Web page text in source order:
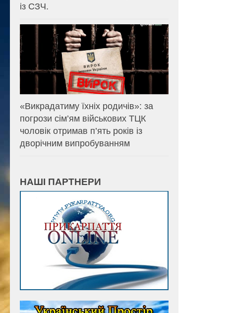
із СЗЧ.
«Викрадатиму їхніх родичів»: за
погрози сім’ям військових ТЦК
чоловік отримав п’ять років із
дворічним випробуванням
НАШІ ПАРТНЕРИ